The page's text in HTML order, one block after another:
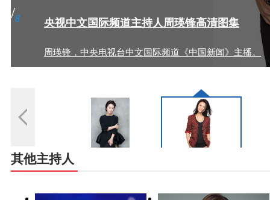
频道主持人周瑛锋高清图集
台中文国际频道《中国新闻》主播。
其他主持人